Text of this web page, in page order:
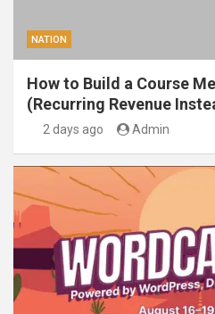
NATION
How to Build a Course
(Recurring Revenue
2 days ago Admin